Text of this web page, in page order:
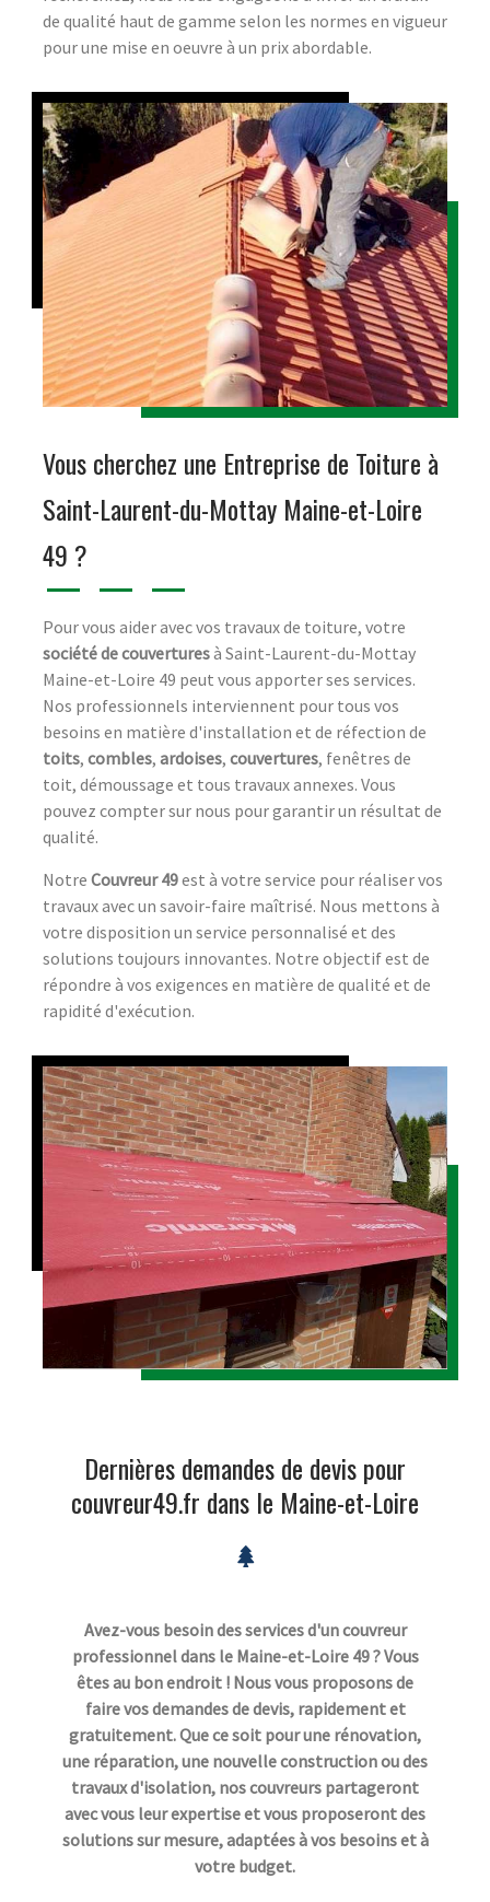
de qualité haut de gamme selon les normes en vigueur
pour une mise en oeuvre à un prix abordable.
Vous cherchez une Entreprise de Toiture à
Saint-Laurent-du-Mottay Maine-et-Loire
49 ?
Pour vous aider avec vos travaux de toiture, votre
société de couverturesà Saint-Laurent-du-Mottay
Maine-et-Loire 49 peut vous apporter ses services.
Nos professionnels interviennent pour tous vos
besoins en matière d'installation et de réfection de
toits, combles, ardoises, couvertures, fenêtres de
toit, démoussage et tous travaux annexes. Vous
pouvez compter sur nous pour garantir un résultat de
qualité.
Notre Couvreur 49est à votre service pour réaliser vos
travaux avec un savoir-faire maîtrisé. Nous mettons à
votre disposition un service personnalisé et des
solutions toujours innovantes. Notre objectif est de
répondre à vos exigences en matière de qualité et de
rapidité d'exécution.
Dernières demandes de devis pour
couvreur49.fr dans le Maine-et-Loire
Avez-vous besoin des services d'un couvreur
professionnel dans le Maine-et-Loire 49 ? Vous
êtes au bon endroit ! Nous vous proposons de
faire vos demandes de devis, rapidement et
gratuitement. Que ce soit pour une rénovation,
une réparation, une nouvelle construction ou des
travaux d'isolation, nos couvreurs partageront
avec vous leur expertise et vous proposeront des
solutions sur mesure, adaptées à vos besoins et à
votre budget.